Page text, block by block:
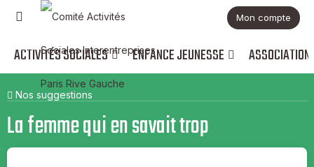
Mon compte
ACTIVITÉS SOCIALES ENFANCE JEUNESSE
Nos suggestions
La femme qui en savait trop